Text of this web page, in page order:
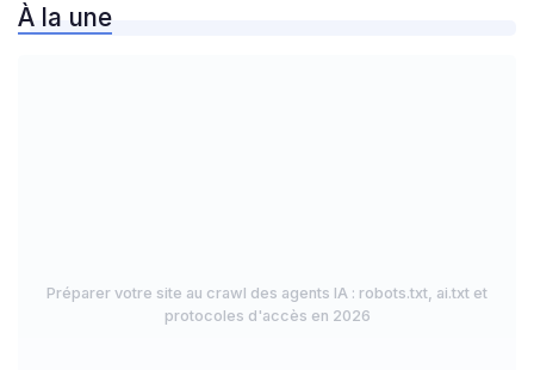
À la une
Préparer votre site au crawl des agents IA : robots.txt, ai.txt et
protocoles d'accès en 2026